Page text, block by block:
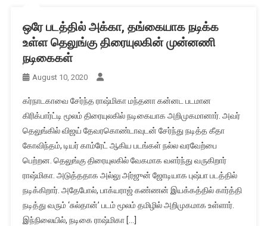
ஒரே படத்தில் அக்கா, தங்கையாக நடிக்க
உள்ள தெலுங்கு திரையுலகின் முன்னணி
நடிகைகள்
August 10, 2020
கர்நாடகாவை சேர்ந்த ராஷ்மிகா மந்தனா கன்னட படமான
கிரிக்பார்ட்டி மூலம் திரையுலகில் நடிகையாக அறிமுகமானார். அவர்
தெலுங்கில் விஜய் தேவரகொண்டாவுடன் சேர்ந்து நடித்த கீதா
கோவிந்தம், டியர் காம்ரேட் ஆகிய படங்கள் நல்ல வரவேற்பை
பெற்றன. தெலுங்கு திரையுலகில் வேகமாக வளர்ந்து வருகிறார்
ராஷ்மிகா. அடுத்ததாக அல்லு அர்ஜுன் ஜோடியாக புஷ்பா படத்தில்
நடிக்கிறார். அதேபோல், பாக்யராஜ் கண்ணன் இயக்கத்தில் கார்த்தி
நடித்து வரும் ‘சுல்தான்’ படம் மூலம் தமிழில் அறிமுகமாக உள்ளார்.
இந்நிலையில், நடிகை ராஷ்மிகா […]